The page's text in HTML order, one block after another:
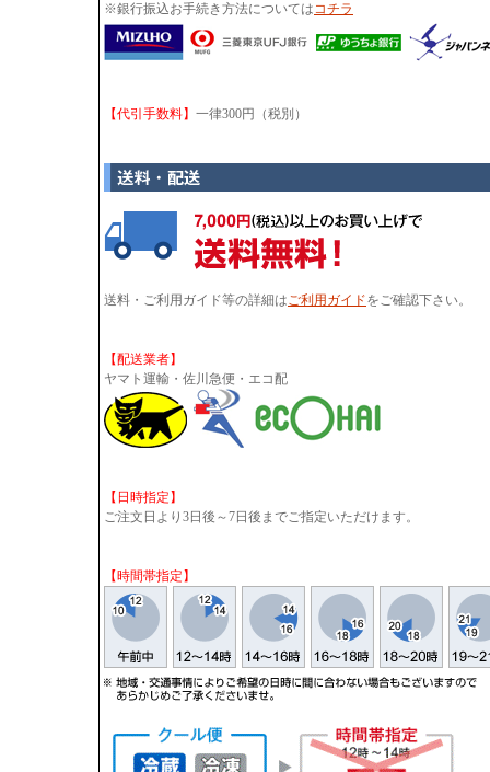
※銀行振込お手続き方法についてはコチラ
【代引手数料】 一律300円（税別）
送料・ご利用ガイド等の詳細はご利用ガイドをご確認下さい。
【配送業者】
ヤマト運輸・佐川急便・エコ配
【日時指定】
ご注文日より3日後～7日後までご指定いただけます。
【時間帯指定】